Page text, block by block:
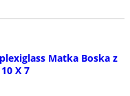
Matka Boska z
X 7